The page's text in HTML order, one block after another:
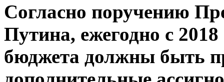
Согласно поручению
Путина, ежегодно с
бюджета должны быть